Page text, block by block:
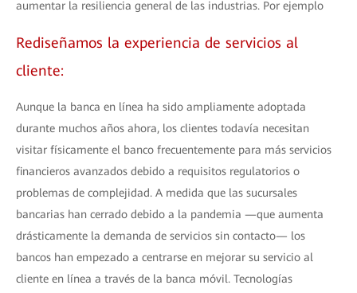
aumentar la resiliencia general de las industrias. Por ejemplo
Rediseñamos la experiencia de servicios al
cliente:
Aunque la banca en línea ha sido ampliamente adoptada
durante muchos años ahora, los clientes todavía necesitan
visitar físicamente el banco frecuentemente para más servicios
financieros avanzados debido a requisitos regulatorios o
problemas de complejidad. A medida que las sucursales
bancarias han cerrado debido a la pandemia —que aumenta
drásticamente la demanda de servicios sin contacto— los
bancos han empezado a centrarse en mejorar su servicio al
cliente en línea a través de la banca móvil. Tecnologías